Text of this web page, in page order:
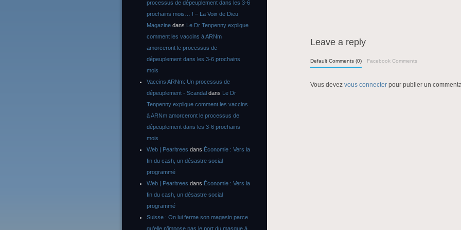
Leave a reply
Default Comments (0) Facebook Comments
Vous devez vous connecter pour publier un
processus de dépeuplement dans les 3-6
prochains mois… ! – La Voix de Dieu
Magazine dans Le Dr Tenpenny explique
comment les vaccins à ARNm
amorceront le processus de
dépeuplement dans les 3-6 prochains
mois
Vaccins ARNm: Un processus de
dépeuplement - Scandal dans Le Dr
Tenpenny explique comment les vaccins
à ARNm amorceront le processus de
dépeuplement dans les 3-6 prochains
mois
Web | Pearltrees dans Économie : Vers la
fin du cash, un désastre social
programmé
Web | Pearltrees dans Économie : Vers la
fin du cash, un désastre social
programmé
Suisse : On lui ferme son magasin parce
qu’elle n’impose pas le port du masque à